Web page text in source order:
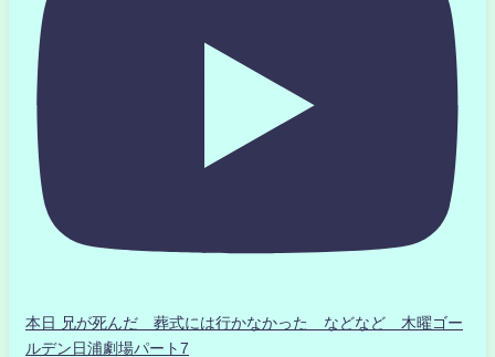
本日 兄が死んだ 葬式には行かなかった などなど 木曜ゴー
ルデン日浦劇場パート7